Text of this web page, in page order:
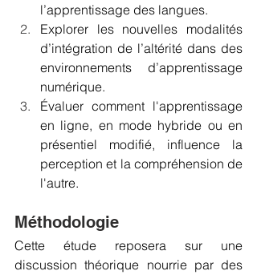
l’apprentissage des langues.
Explorer les nouvelles modalités
d’intégration de l’altérité dans des
environnements d’apprentissage
numérique.
Évaluer comment l'apprentissage
en ligne, en mode hybride ou en
présentiel modifié, influence la
perception et la compréhension de
l'autre.
Méthodologie
Cette étude reposera sur une
discussion théorique nourrie par des